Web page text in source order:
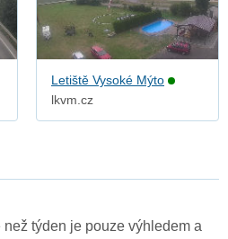
Letiště Vysoké Mýto
lkvm.cz
týden je pouze výhledem a